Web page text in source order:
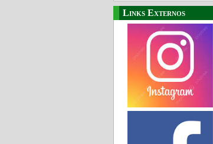
Links Externos